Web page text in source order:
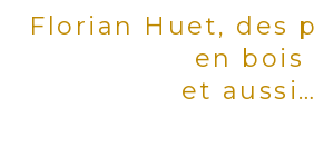
Florian Huet, des
en bois
et aussi…